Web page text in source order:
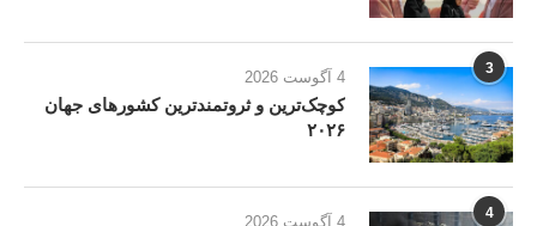
3 4 آگوست 2026
کوچک‌ترین و ثروتمندترین کشورهای جهان
۲۰۲۶
4 4 آگوست 2026